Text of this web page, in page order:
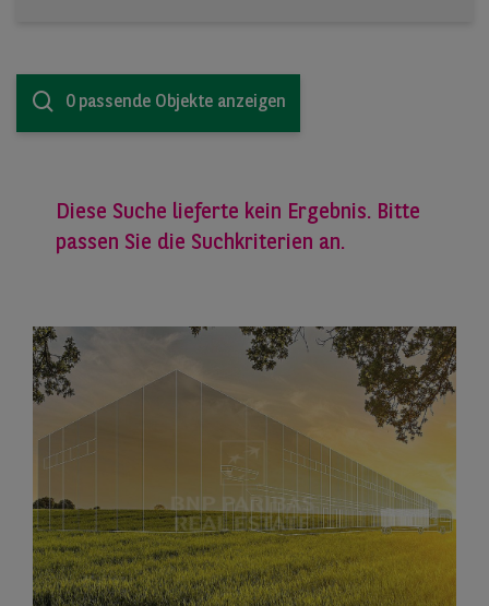
0 passende Objekte anzeigen
Diese Suche lieferte kein Ergebnis. Bitte
passen Sie die Suchkriterien an.